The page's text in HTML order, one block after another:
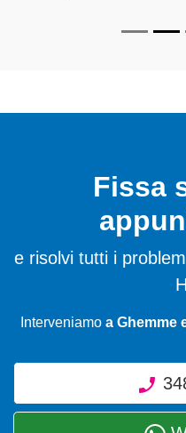
Fissa
e risolvi tutti i
Interveniamo a Ghemme